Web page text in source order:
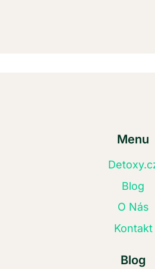
Menu
Blog
O Nás
Kontakt
Blog